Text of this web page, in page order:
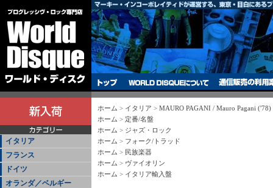
イタリア
フランス
ドイツ
オランダ／ベルギー
ホーム > イタリア > MAURO PAGANI / Mauro Pagani ('78)
ホーム > 定番/名盤
ホーム > ジャズ・ロック
ホーム > フォーク/トラッド
ホーム > 民族楽器
ホーム > ヴァイオリン
ホーム > イタリア輸入盤